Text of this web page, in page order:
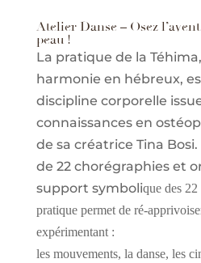
Atelier Danse – Osez
peau !
La pratique de la
harmonie en hébreux,
discipline corporelle
connaissances en
de sa créatrice Tina
de 22 chorégraphies et
support symbolique des 22
pratique permet de ré-
expérimentant :
les mouvements, la danse, les